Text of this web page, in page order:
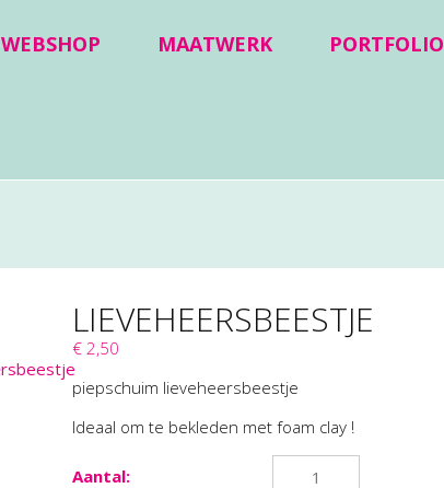
WEBSHOP MAATWERK PORTFOLIO
LIEVEHEERSBEESTJE
€ 2,50
piepschuim lieveheersbeestje
Ideaal om te bekleden met foam clay !
Aantal: